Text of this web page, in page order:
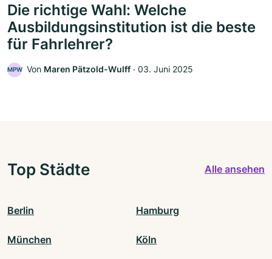
Die richtige Wahl: Welche
Ausbildungsinstitution ist die beste
für Fahrlehrer?
MPW Von Maren Pätzold-Wulff ‧ 03. Juni 2025
Top Städte Alle ansehen
Berlin Hamburg
München Köln